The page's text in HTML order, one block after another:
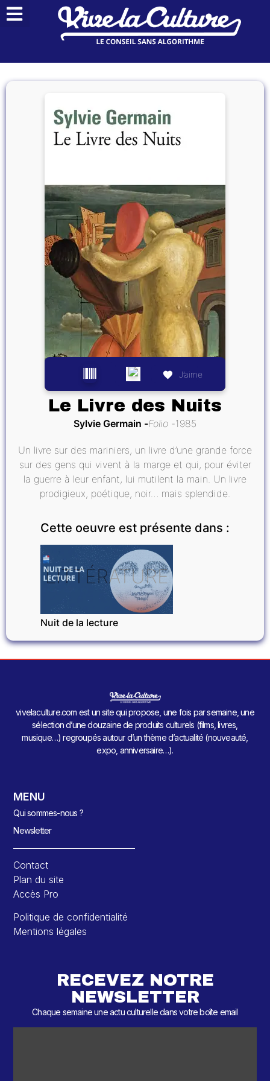
J’aime
Le Livre des Nuits
Sylvie Germain Folio 1985
Un livre sur des mariniers, un livre d’une grande force
sur des gens qui vivent à la marge et qui, pour éviter
la guerre à leur enfant, lui mutilent la main. Un livre
prodigieux, poétique, noir… mais splendide.
Cette oeuvre est présente dans :
LITTÉRATURE
Nuit de la lecture
vivelaculture.com est un site qui propose, une fois par semaine, une
sélection d’une douzaine de produits culturels (films, livres,
musique…) regroupés autour d’un thème d’actualité (nouveauté,
expo, anniversaire…).
MENU
Qui sommes-nous ?
Newsletter
Contact
Plan du site
Accès Pro
Politique de confidentialité
Mentions légales
RECEVEZ NOTRE
NEWSLETTER
Chaque semaine une actu culturelle dans votre boîte email